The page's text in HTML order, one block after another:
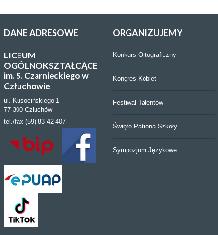
DANEADRESOWE
LICEUM
OGÓLNOKSZTAŁCĄCE
im. S. Czarnieckiego w
Człuchowie
ul. Kusocińskiego 1
77-300 Człuchów
tel./fax (59) 83 42 407
ORGANIZUJEMY
Konkurs Ortograficzny
Kongres Kobiet
Festiwal Talentów
Święto Patrona Szkoły
Sympozjum Językowe